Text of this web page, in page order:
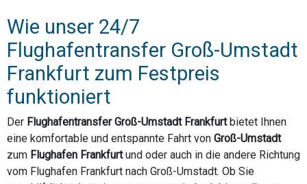
Wie unser 24/7
Flughafentransfer Groß-Umstadt
Frankfurt zum Festpreis
funktioniert
Der Flughafentransfer Groß-Umstadt Frankfurtbietet Ihnen
eine komfortable und entspannte Fahrt von Groß-Umstadt
zum Flughafen Frankfurtund oder auch in die andere Richtung
vom Flughafen Frankfurt nach Groß-Umstadt. Ob Sie